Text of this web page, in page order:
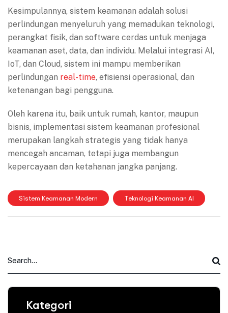
Kesimpulannya, sistem keamanan adalah solusi
perlindungan menyeluruh yang memadukan teknologi,
perangkat fisik, dan software cerdas untuk menjaga
keamanan aset, data, dan individu. Melalui integrasi AI,
IoT, dan Cloud, sistem ini mampu memberikan
perlindungan real-time, efisiensi operasional, dan
ketenangan bagi pengguna.
Oleh karena itu, baik untuk rumah, kantor, maupun
bisnis, implementasi sistem keamanan profesional
merupakan langkah strategis yang tidak hanya
mencegah ancaman, tetapi juga membangun
kepercayaan dan ketahanan jangka panjang.
Sistem Keamanan Modern Teknologi Keamanan AI
Kategori